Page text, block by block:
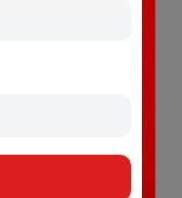
TUYẾN 1 kèm 1
riêng cho
TUYẾN NHÓM